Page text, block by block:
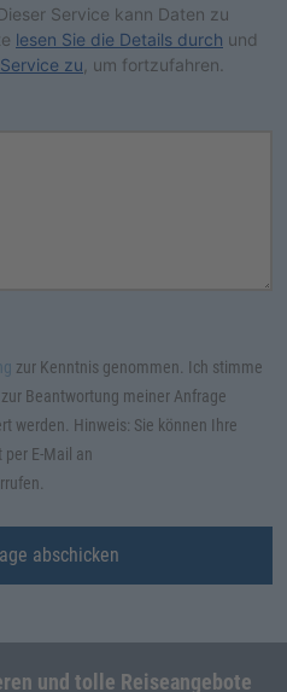
Service kann Daten zu
lesen Sie die Details durch und
zu , um fortzufahren.
zur Kenntnis genommen. Ich stimme
Beantwortung meiner Anfrage
werden. Hinweis: Sie können Ihre
E-Mail an
abschicken
und tolle Reiseangebote